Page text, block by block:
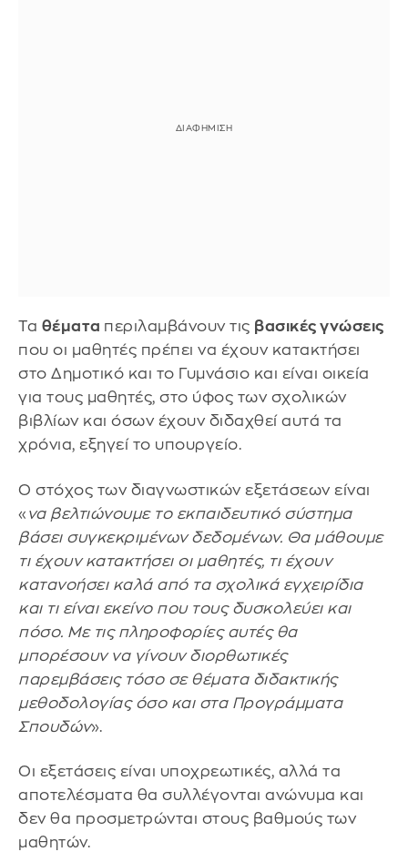
Τα θέματα περιλαμβάνουν τις βασικές γνώσεις
που οι μαθητές πρέπει να έχουν κατακτήσει
στο Δημοτικό και το Γυμνάσιο και είναι οικεία
για τους μαθητές, στο ύφος των σχολικών
βιβλίων και όσων έχουν διδαχθεί αυτά τα
χρόνια, εξηγεί το υπουργείο.
Ο στόχος των διαγνωστικών εξετάσεων είναι
« να βελτιώνουμε το εκπαιδευτικό σύστημα
βάσει συγκεκριμένων δεδομένων. Θα μάθουμε
τι έχουν κατακτήσει οι μαθητές, τι έχουν
κατανοήσει καλά από τα σχολικά εγχειρίδια
και τι είναι εκείνο που τους δυσκολεύει και
πόσο. Με τις πληροφορίες αυτές θα
μπορέσουν να γίνουν διορθωτικές
παρεμβάσεις τόσο σε θέματα διδακτικής
μεθοδολογίας όσο και στα Προγράμματα
Σπουδών».
Οι εξετάσεις είναι υποχρεωτικές, αλλά τα
αποτελέσματα θα συλλέγονται ανώνυμα και
δεν θα προσμετρώνται στους βαθμούς των
μαθητών.